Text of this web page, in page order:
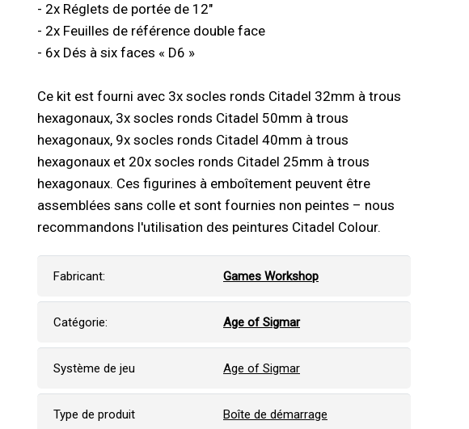
- 2x Réglets de portée de 12"
- 2x Feuilles de référence double face
- 6x Dés à six faces « D6 »
Ce kit est fourni avec 3x socles ronds Citadel 32mm à trous
hexagonaux, 3x socles ronds Citadel 50mm à trous
hexagonaux, 9x socles ronds Citadel 40mm à trous
hexagonaux et 20x socles ronds Citadel 25mm à trous
hexagonaux. Ces figurines à emboîtement peuvent être
assemblées sans colle et sont fournies non peintes – nous
recommandons l'utilisation des peintures Citadel Colour.
Fabricant: Games Workshop
Catégorie: Age of Sigmar
Système de jeu Age of Sigmar
Type de produit Boîte de démarrage